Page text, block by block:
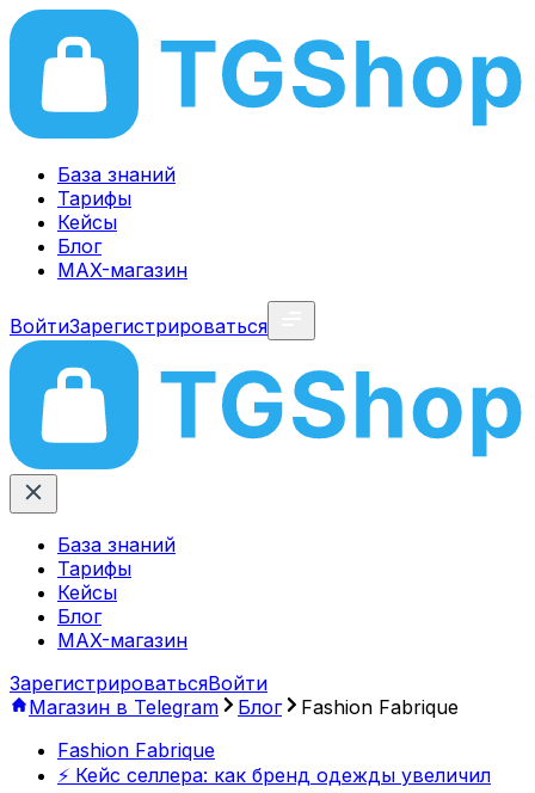
База знаний
Тарифы
Кейсы
Блог
MAX-магазин
ВойтиЗарегистрироваться
База знаний
Тарифы
Кейсы
Блог
MAX-магазин
ЗарегистрироватьсяВойти
Магазин в Telegram
Блог
Fashion Fabrique
Fashion Fabrique
⚡️ Кейс селлера: как бренд одежды увеличил